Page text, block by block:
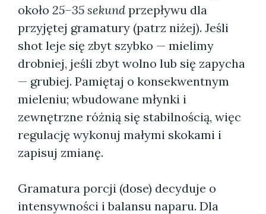
około 25–35 sekund przepływu dla
przyjętej gramatury (patrz niżej). Jeśli
shot leje się zbyt szybko — mielimy
drobniej, jeśli zbyt wolno lub się zapycha
— grubiej. Pamiętaj o konsekwentnym
mieleniu; wbudowane młynki i
zewnętrzne różnią się stabilnością, więc
regulację wykonuj małymi skokami i
zapisuj zmianę.
Gramatura porcji (dose) decyduje o
intensywności i balansu naparu. Dla